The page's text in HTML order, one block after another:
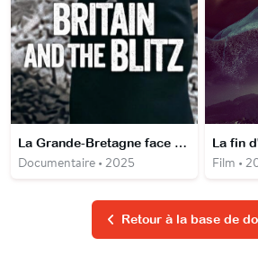
La Grande-Bretagne face au Blitz
Documentaire • 2025
La fin
Film •
Retour à la base de